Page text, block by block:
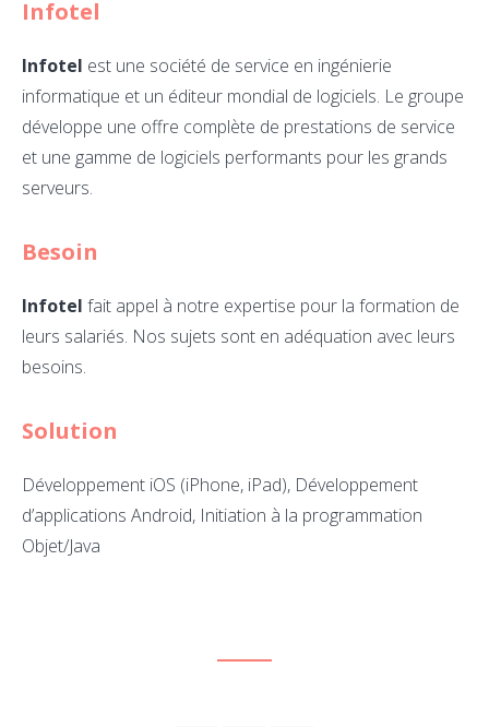
Infotel
Infotel est une société de service en ingénierie
informatique et un éditeur mondial de logiciels. Le groupe
développe une offre complète de prestations de service
et une gamme de logiciels performants pour les grands
serveurs.
Besoin
Infotel fait appel à notre expertise pour la formation de
leurs salariés. Nos sujets sont en adéquation avec leurs
besoins.
Solution
Développement iOS (iPhone, iPad), Développement
d’applications Android, Initiation à la programmation
Objet/Java